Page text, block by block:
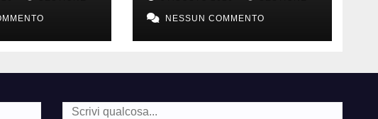
NESSUN COMMENTO